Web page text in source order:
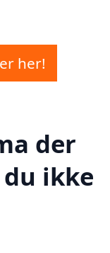
her!
der
ikke